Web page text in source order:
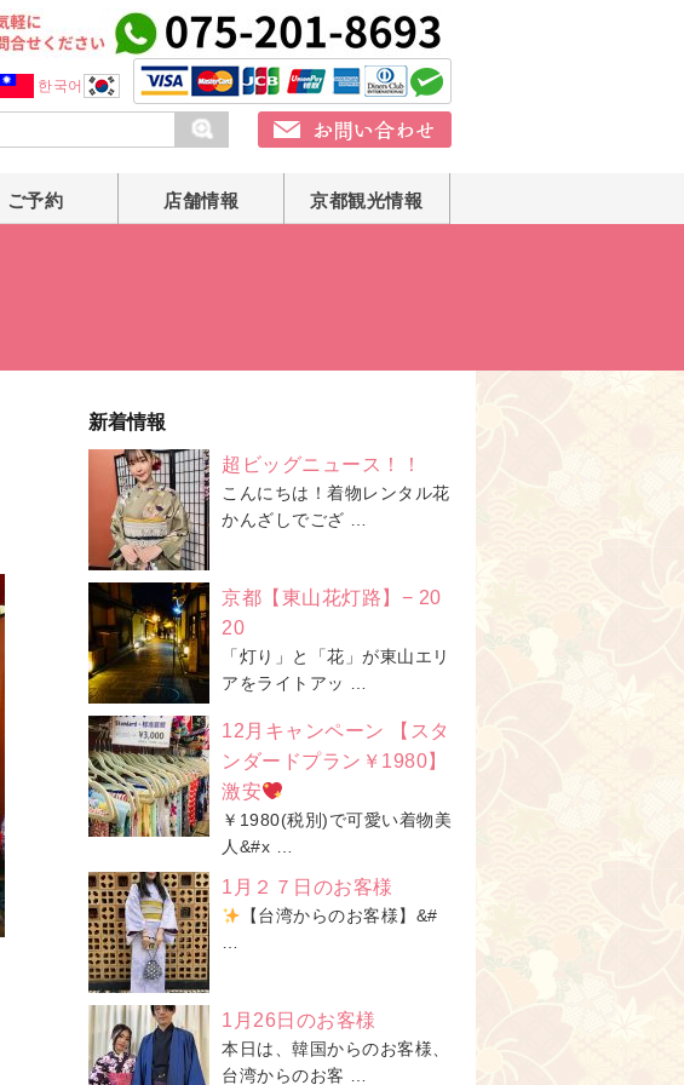
한국어
ご予約 店舗情報 京都観光情報
新着情報
超ビッグニュース！！
こんにちは！着物レンタル花
かんざしでござ …
京都【東山花灯路】− 20
20
「灯り」と「花」が東山エリ
アをライトアッ …
12月キャンペーン 【スタ
ンダードプラン￥1980】
激安
￥1980(税別)で可愛い着物美
人&#x …
1月２７日のお客様
【台湾からのお客様】&#
…
1月26日のお客様
本日は、韓国からのお客様、
台湾からのお客 …